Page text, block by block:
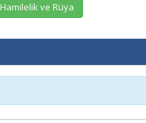
Hamilelik ve Rüya